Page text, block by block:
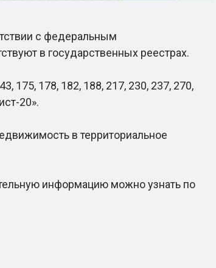
с федеральным
в государственных реестрах.
175, 178, 182, 188, 217, 230, 237, 270,
20».
в территориальное
информацию можно узнать по